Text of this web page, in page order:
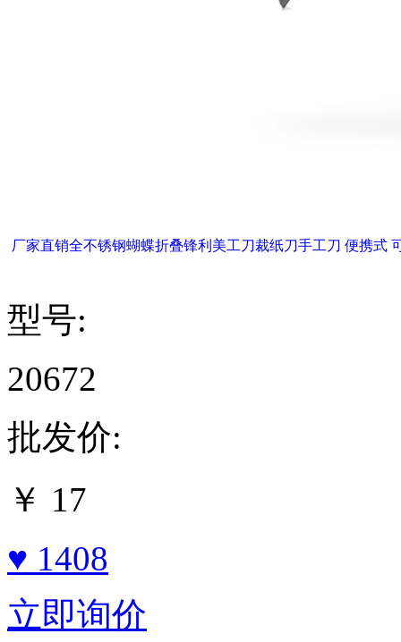
厂家直销全不锈钢蝴蝶折叠锋利美工刀裁纸刀手工刀 便携式
型号:
20672
批发价:
￥ 17
♥ 1408
立即询价